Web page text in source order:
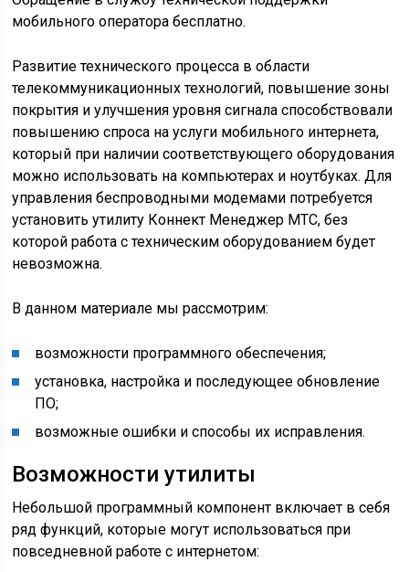
мобильного оператора бесплатно.
Развитие технического процесса в области
телекоммуникационных технологий, повышение зоны
покрытия и улучшения уровня сигнала способствовали
повышению спроса на услуги мобильного интернета,
который при наличии соответствующего оборудования
можно использовать на компьютерах и ноутбуках. Для
управления беспроводными модемами потребуется
установить утилиту Коннект Менеджер МТС, без
которой работа с техническим оборудованием будет
невозможна.
В данном материале мы рассмотрим:
возможности программного обеспечения;
установка, настройка и последующее обновление
ПО;
возможные ошибки и способы их исправления.
Возможности утилиты
Небольшой программный компонент включает в себя
ряд функций, которые могут использоваться при
повседневной работе с интернетом: